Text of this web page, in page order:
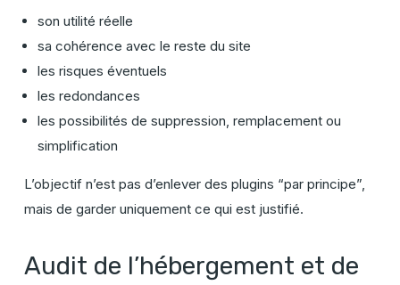
son utilité réelle
sa cohérence avec le reste du site
les risques éventuels
les redondances
les possibilités de suppression, remplacement ou
simplification
L’objectif n’est pas d’enlever des plugins “par principe”,
mais de garder uniquement ce qui est justifié.
Audit de l’hébergement et de